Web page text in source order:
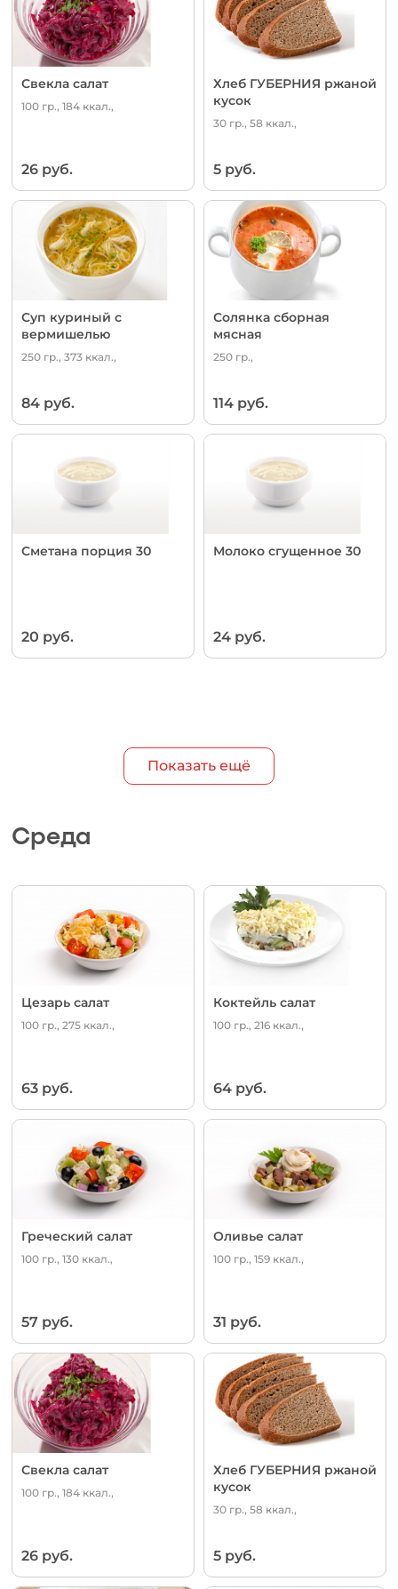
Свекла салат
100 гр., 184 ккал.,
26 руб.
Хлеб ГУБЕРНИЯ ржаной
кусок
30 гр., 58 ккал.,
5 руб.
Суп куриный с
вермишелью
250 гр., 373 ккал.,
84 руб.
Солянка сборная
мясная
250 гр.,
114 руб.
Сметана порция 30
20 руб.
Молоко сгущенное 30
24 руб.
Показать ещё
Среда
Цезарь салат
100 гр., 275 ккал.,
63 руб.
Коктейль салат
100 гр., 216 ккал.,
64 руб.
Греческий салат
100 гр., 130 ккал.,
57 руб.
Оливье салат
100 гр., 159 ккал.,
31 руб.
Свекла салат
100 гр., 184 ккал.,
26 руб.
Хлеб ГУБЕРНИЯ ржаной
кусок
30 гр., 58 ккал.,
5 руб.